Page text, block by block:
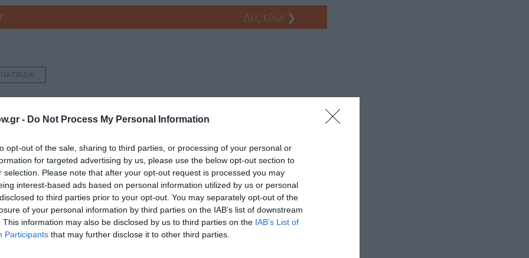
- Do Not Process My Personal Information
opt-out of the sale, sharing to third parties, or processing of your personal or
for targeted advertising by us, please use the below opt-out section to
selection. Please note that after your opt-out request is processed you may
interest-based ads based on personal information utilized by us or personal
to third parties prior to your opt-out. You may separately opt-out of the
of your personal information by third parties on the IAB’s list of downstream
This information may also be disclosed by us to third parties on the IAB’s List of
Participants that may further disclose it to other third parties.
Δες εδώ! ❯
ΠΑΙΔΙΑ
και τον Πολιτισμό!
το Culturenow.gr
Άρθρα